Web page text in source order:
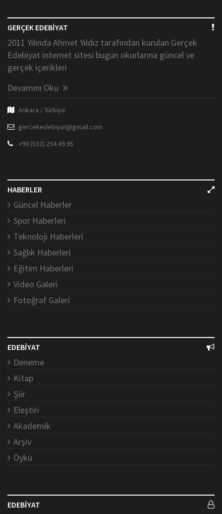
GERÇEK EDEBİYAT
2011 Yılında Ahmet Yıldız tarafından kurulan Gerçek
Edebiyat internet sitesi bugün okurlarına güncel ve
gerçek içerikleri
Devamını Oku
Ankara / Türkiye
gercekedebiyat@gmail.com
+90 (532) 254 49 95
HABERLER
Güncel Haberler
Spor Haberleri
Teknoloji Haberleri
Sağlık Haberleri
Eğitim Haberleri
Video Galeri
Fotoğraf Galeri
EDEBİYAT
Deneme
Kitap
Şiir
Eleştiri
Akademik
Arşiv
Öykü
EDEBİYAT